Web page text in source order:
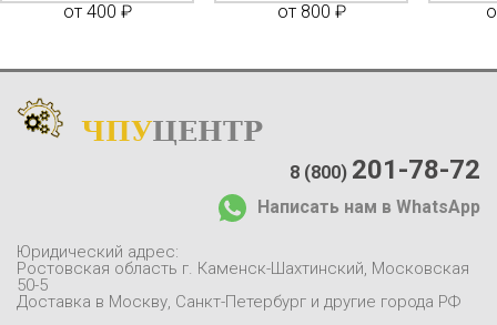
от 400 ₽ от 800 ₽
ЧПУЦЕНТР
Доставка и оплата
Контакты
8 (800) 201-78-72
Написать нам в WhatsApp
Юридический адрес:
Ростовская область г. Каменск-Шахтинский, Московская
50-5
Доставка в Москву, Санкт-Петербург и другие города РФ